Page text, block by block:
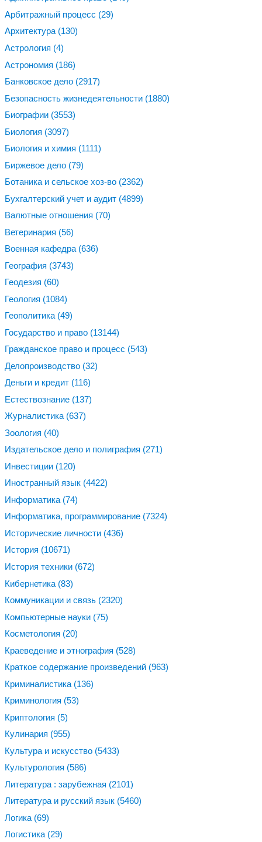
Арбитражный процесс (29)
Архитектура (130)
Астрология (4)
Астрономия (186)
Банковское дело (2917)
Безопасность жизнедеятельности (1880)
Биографии (3553)
Биология (3097)
Биология и химия (1111)
Биржевое дело (79)
Ботаника и сельское хоз-во (2362)
Бухгалтерский учет и аудит (4899)
Валютные отношения (70)
Ветеринария (56)
Военная кафедра (636)
География (3743)
Геодезия (60)
Геология (1084)
Геополитика (49)
Государство и право (13144)
Гражданское право и процесс (543)
Делопроизводство (32)
Деньги и кредит (116)
Естествознание (137)
Журналистика (637)
Зоология (40)
Издательское дело и полиграфия (271)
Инвестиции (120)
Иностранный язык (4422)
Информатика (74)
Информатика, программирование (7324)
Исторические личности (436)
История (10671)
История техники (672)
Кибернетика (83)
Коммуникации и связь (2320)
Компьютерные науки (75)
Косметология (20)
Краеведение и этнография (528)
Краткое содержание произведений (963)
Криминалистика (136)
Криминология (53)
Криптология (5)
Кулинария (955)
Культура и искусство (5433)
Культурология (586)
Литература : зарубежная (2101)
Литература и русский язык (5460)
Логика (69)
Логистика (29)